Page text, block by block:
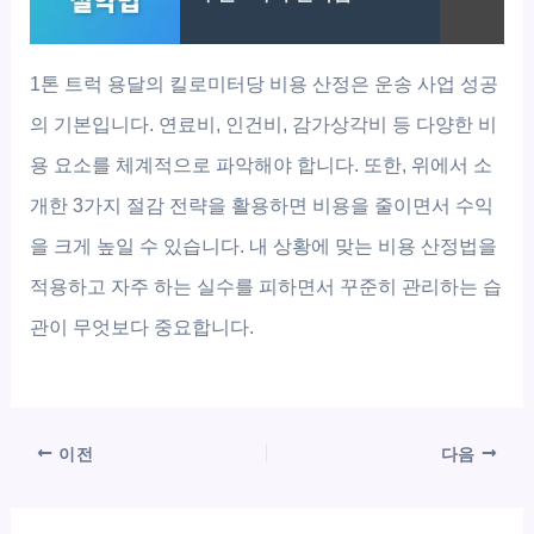
1톤 트럭 용달의 킬로미터당 비용 산정은 운송 사업 성공
의 기본입니다. 연료비, 인건비, 감가상각비 등 다양한 비
용 요소를 체계적으로 파악해야 합니다. 또한, 위에서 소
개한 3가지 절감 전략을 활용하면 비용을 줄이면서 수익
을 크게 높일 수 있습니다. 내 상황에 맞는 비용 산정법을
적용하고 자주 하는 실수를 피하면서 꾸준히 관리하는 습
관이 무엇보다 중요합니다.
이전 다음